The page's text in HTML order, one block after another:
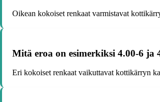
Oikean kokoiset renkaat varmistavat
Mitä eroa on esimerkiksi 4.00-6
Eri kokoiset renkaat vaikuttavat kottikärryn